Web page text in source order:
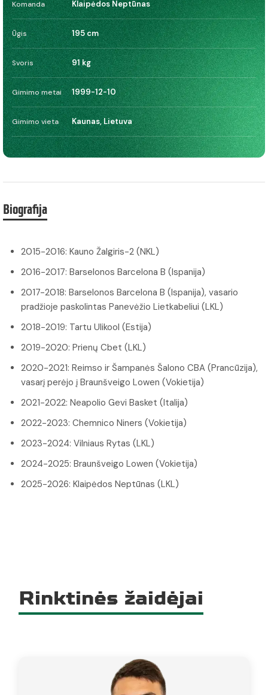
Komanda Klaipėdos Neptūnas
Ūgis 195 cm
Svoris 91 kg
Gimimo metai 1999-12-10
Gimimo vieta Kaunas, Lietuva
Biografija
2015-2016: Kauno Žalgiris-2 (NKL)
2016-2017: Barselonos Barcelona B (Ispanija)
2017-2018: Barselonos Barcelona B (Ispanija), vasario
pradžioje paskolintas Panevėžio Lietkabeliui (LKL)
2018-2019: Tartu Ulikool (Estija)
2019-2020: Prienų Cbet (LKL)
2020-2021: Reimso ir Šampanės Šalono CBA (Prancūzija),
vasarį perėjo į Braunšveigo Lowen (Vokietija)
2021-2022: Neapolio Gevi Basket (Italija)
2022-2023: Chemnico Niners (Vokietija)
2023-2024: Vilniaus Rytas (LKL)
2024-2025: Braunšveigo Lowen (Vokietija)
2025-2026: Klaipėdos Neptūnas (LKL)
Rinktinės žaidėjai